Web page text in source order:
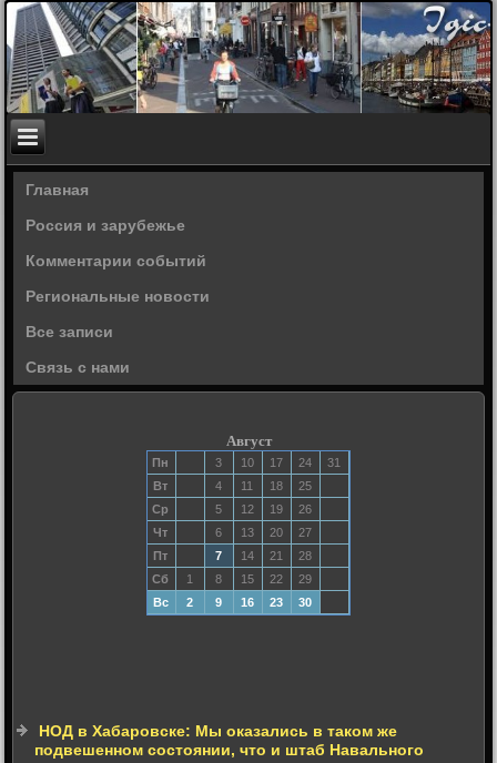
Главная
Россия и зарубежье
Комментарии событий
Региональные новости
Все записи
Связь с нами
Август
Пн 3 10 17 24
31
Вт
4 11 18
25
Ср
5 12 19
26
Чт
6 13 20
27
Пт
7 14 21
28
Сб
1 8 15 22
29
Вс
2 9 16 23 30
НОД в Хабаровске: Мы оказались в таком же
подвешенном состоянии, что и штаб Навального